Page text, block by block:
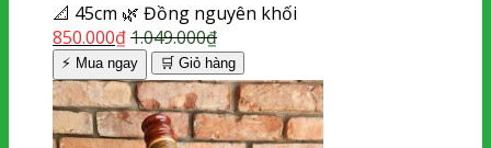
📐 45cm 🌿 Đồng nguyên khối
850.000₫1.049.000₫
⚡ Mua ngay 🛒 Giỏ hàng